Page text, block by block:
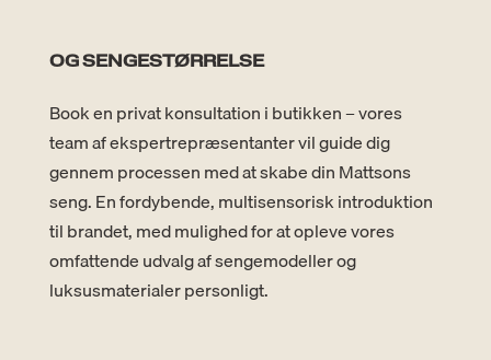
OG SENGESTØRRELSE
Book en privat konsultation i butikken – vores
team af ekspertrepræsentanter vil guide dig
gennem processen med at skabe din Mattsons
seng. En fordybende, multisensorisk introduktion
til brandet, med mulighed for at opleve vores
omfattende udvalg af sengemodeller og
luksusmaterialer personligt.